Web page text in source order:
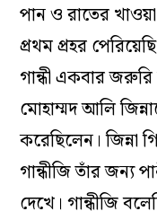
পান ও রাতের
প্রথম প্রহর
গান্ধী একবার
মোহাম্মদ আলি
করেছিলেন। জিন্না
গান্ধীজি তাঁর জন্য
দেখে। গান্ধীজি